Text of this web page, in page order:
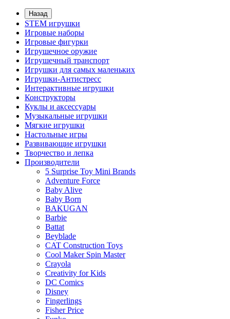
Назад
STEM игрушки
Игровые наборы
Игровые фигурки
Игрушечное оружие
Игрушечный транспорт
Игрушки для самых маленьких
Игрушки-Антистресс
Интерактивные игрушки
Конструкторы
Куклы и аксессуары
Музыкальные игрушки
Мягкие игрушки
Настольные игры
Развивающие игрушки
Творчество и лепка
Производители
5 Surprise Toy Mini Brands
Adventure Force
Baby Alive
Baby Born
BAKUGAN
Barbie
Battat
Beyblade
CAT Construction Toys
Cool Maker Spin Master
Crayola
Creativity for Kids
DC Comics
Disney
Fingerlings
Fisher Price